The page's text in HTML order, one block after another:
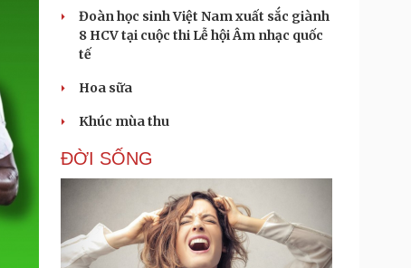
Hạt giống tâm hồn
Đoàn học sinh Việt Nam xuất sắc giành
8 HCV tại cuộc thi Lễ hội Âm nhạc quốc
tế
Hoa sữa
Khúc mùa thu
ĐỜI SỐNG